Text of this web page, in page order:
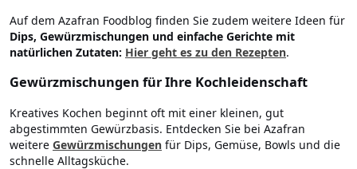
Auf dem Azafran Foodblog finden Sie zudem weitere Ideen für
Dips, Gewürzmischungen und einfache Gerichte mit
natürlichen Zutaten: Hier geht es zu den Rezepten.
Gewürzmischungen für Ihre Kochleidenschaft
Kreatives Kochen beginnt oft mit einer kleinen, gut
abgestimmten Gewürzbasis. Entdecken Sie bei Azafran
weitere Gewürzmischungen für Dips, Gemüse, Bowls und die
schnelle Alltagsküche.